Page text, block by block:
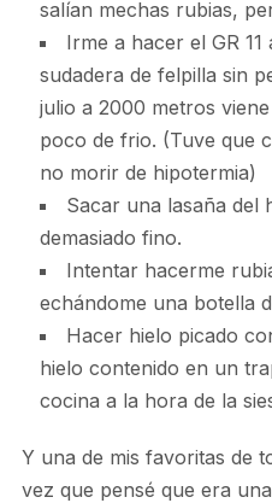
salían mechas rubias,
Irme a hacer el GR
sudadera de felpilla sin
julio a 2000 metros
poco de frio. (Tuve que
no morir de hipotermia)
Sacar una lasaña
demasiado fino.
Intentar hacerme
echándome una botella
Hacer hielo picado
hielo contenido en un
cocina a la hora de la
Y una de mis favoritas de
vez que pensé que era